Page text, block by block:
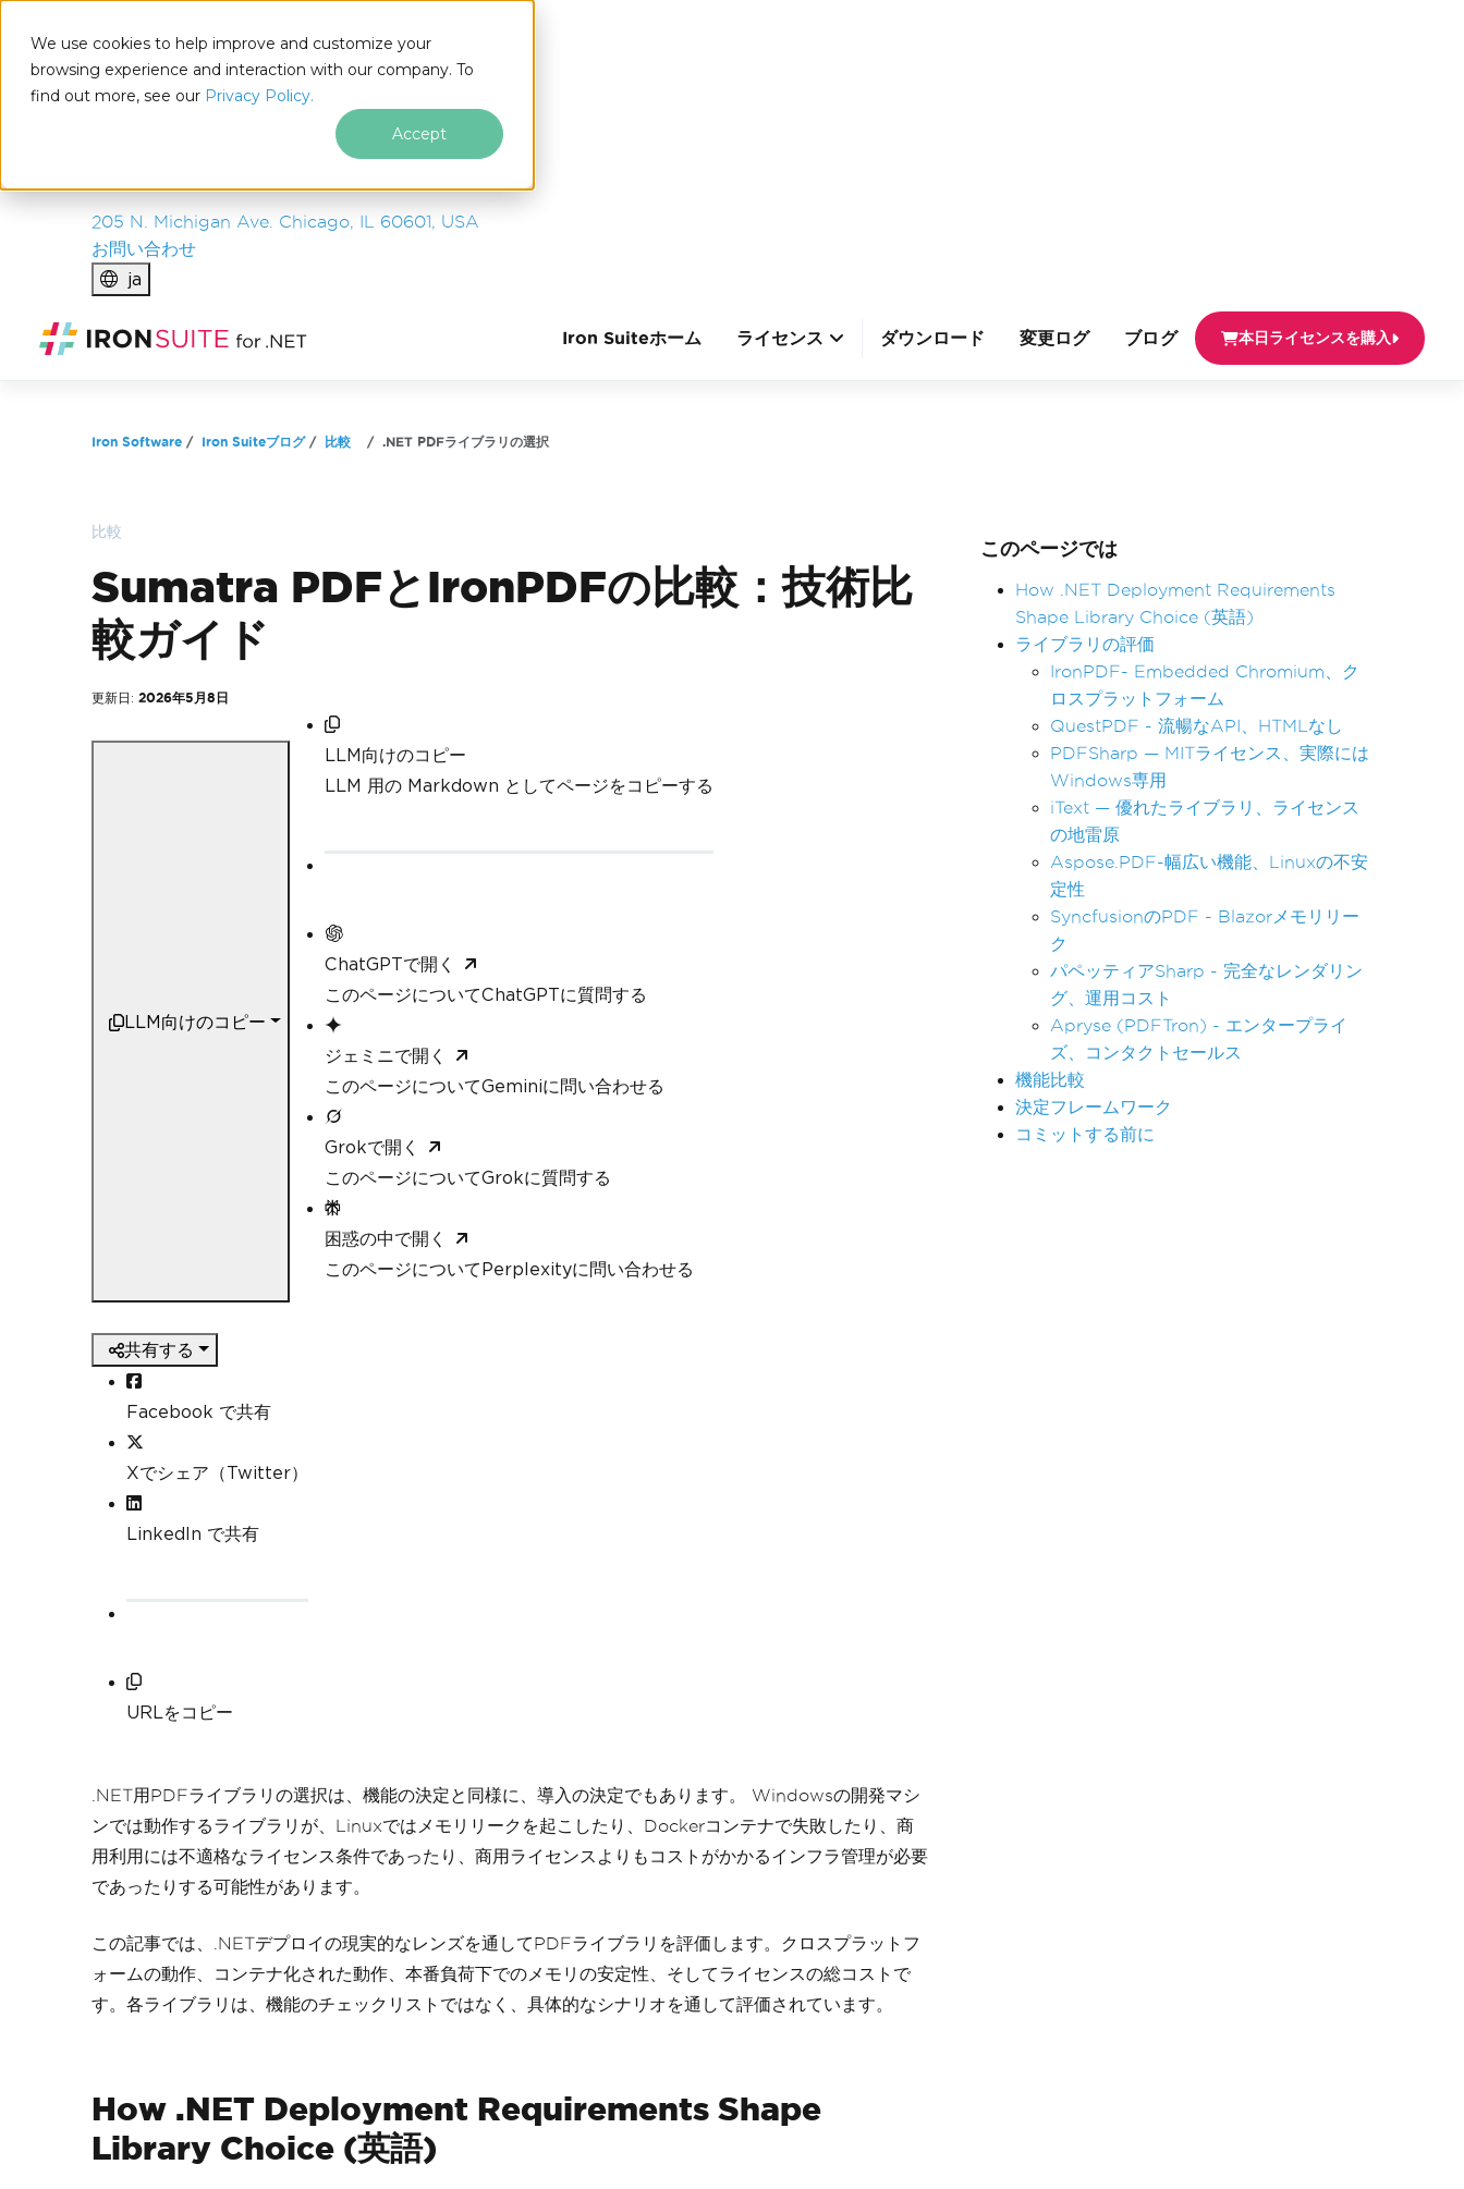
We use cookies to help improve and customize your
browsing experience and interaction with our company. To
find out more, see our Privacy Policy.
Accept
IRONSOFTWARE
製品
エンタープライズ
205 N. Michigan Ave. Chicago, IL 60601, USA
お問い合わせ
ja
Iron Suiteホーム
ライセンス ダウンロード 変更ログ ブログ 本日ライセンスを購入
Iron Software Iron Suiteブログ 比較 .NET PDFライブラリの選択
比較
Sumatra PDFとIronPDFの比較：技術比
較ガイド
更新日: 2026年5月8日
LLM向けのコピー
LLM向けのコピー
LLM 用の Markdown としてページをコピーする
ChatGPTで開く
このページについてChatGPTに質問する
ジェミニで開く
このページについてGeminiに問い合わせる
Grokで開く
このページについてGrokに質問する
困惑の中で開く
このページについてPerplexityに問い合わせる
共有する
Facebook で共有
Xでシェア（Twitter）
LinkedIn で共有
URLをコピー
.NET用PDFライブラリの選択は、機能の決定と同様に、導入の決定でもあります。 Windowsの開発マシ
ンでは動作するライブラリが、Linuxではメモリリークを起こしたり、Dockerコンテナで失敗したり、商
用利用には不適格なライセンス条件であったり、商用ライセンスよりもコストがかかるインフラ管理が必要
であったりする可能性があります。
この記事では、.NETデプロイの現実的なレンズを通してPDFライブラリを評価します。クロスプラットフ
ォームの動作、コンテナ化された動作、本番負荷下でのメモリの安定性、そしてライセンスの総コストで
す。各ライブラリは、機能のチェックリストではなく、具体的なシナリオを通して評価されています。
How .NET Deployment Requirements Shape
Library Choice (英語)
このページでは
How .NET Deployment Requirements
Shape Library Choice (英語)
ライブラリの評価
IronPDF- Embedded Chromium、ク
ロスプラットフォーム
QuestPDF - 流暢なAPI、HTMLなし
PDFSharp — MITライセンス、実際には
Windows専用
iText — 優れたライブラリ、ライセンス
の地雷原
Aspose.PDF-幅広い機能、Linuxの不安
定性
SyncfusionのPDF - Blazorメモリリー
ク
パペッティアSharp - 完全なレンダリン
グ、運用コスト
Apryse (PDFTron) - エンタープライ
ズ、コンタクトセールス
機能比較
決定フレームワーク
コミットする前に